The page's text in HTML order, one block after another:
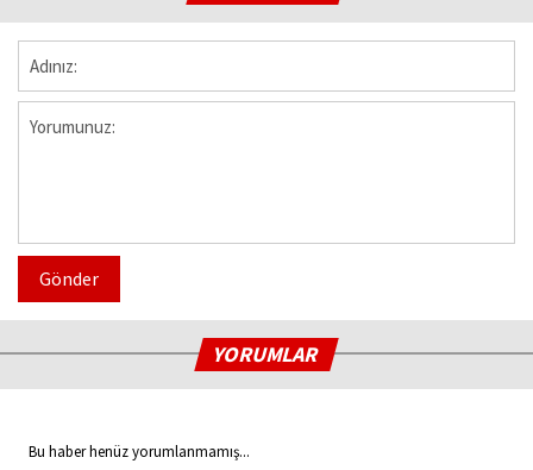
Gönder
YORUMLAR
Bu haber henüz yorumlanmamış...